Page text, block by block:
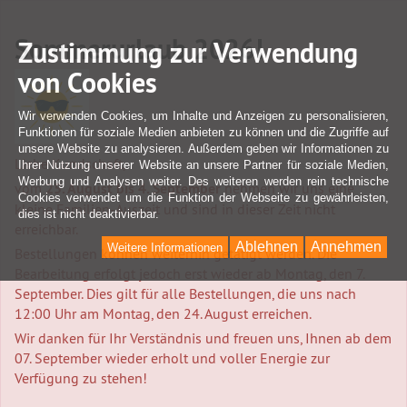
Sommerurlaub 2026!
Liebe Kundschaft,
vom25. August bis 4. Septembernehmen wir uns eine
kleine Familien-Auszeit und sind in dieser Zeit nicht
Bestellungen können weiterhin getätigt werden. Die
September. Dies gilt für alle Bestellungen, die uns nach
12:00 Uhr am Montag, den 24. August erreichen.
Wir danken für Ihr Verständnis und freuen uns, Ihnen ab dem
07. September wieder erholt und voller Energie zur
Verfügung zu stehen!
Zustimmung zur Verwendung
von Cookies
Wir verwenden Cookies, um Inhalte und Anzeigen zu personalisieren,
Funktionen für soziale Medien anbieten zu können und die Zugriffe auf
unsere Website zu analysieren. Außerdem geben wir Informationen zu
Ihrer Nutzung unserer Website an unsere Partner für soziale Medien,
Werbung und Analysen weiter. Des weiteren werden rein technische
Cookies verwendet um die Funktion der Webseite zu gewährleisten,
dies ist nicht deaktivierbar.
Annehmen
Ablehnen
Weitere Informationen